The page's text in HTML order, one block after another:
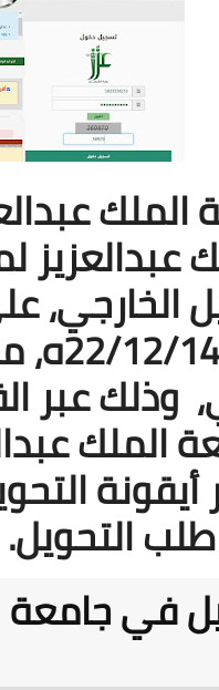
وذلك عبر
أيقونة
التحويل.
في جامعة